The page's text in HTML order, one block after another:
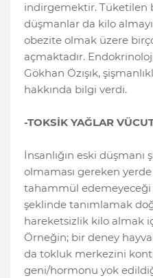
indirgemektir. Tüketilen
düşmanlar da kilo
obezite olmak üzere
açmaktadır.
Gökhan Özışık,
hakkında bilgi verdi.
-TOKSİK YAĞLAR
İnsanlığın eski düşmanı
olmaması gereken
tahammül edemeyeceği
şeklinde tanımlamak
hareketsizlik kilo almak
Örneğin; bir deney
da tokluk merkezini
geni/hormonu yok